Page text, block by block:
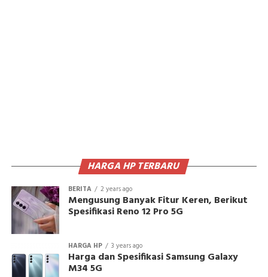
HARGA HP TERBARU
BERITA 2 years ago
Mengusung Banyak Fitur Keren, Berikut
Spesifikasi Reno 12 Pro 5G
HARGA HP 3 years ago
Harga dan Spesifikasi Samsung Galaxy
M34 5G